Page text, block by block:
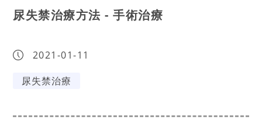
尿失禁治療方法 - 手術治療
2021-01-11
尿失禁治療